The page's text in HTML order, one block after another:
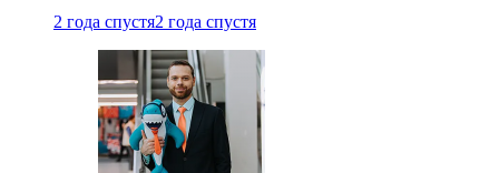
2 года спустя2 года спустя